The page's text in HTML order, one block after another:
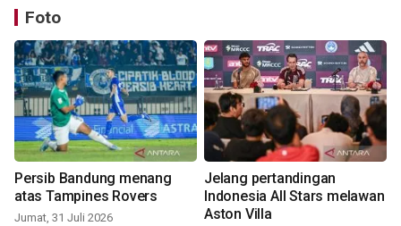
Foto
Persib Bandung menang
atas Tampines Rovers
Jumat, 31 Juli 2026
Jelang pertandingan
Indonesia All Stars melawan
Aston Villa